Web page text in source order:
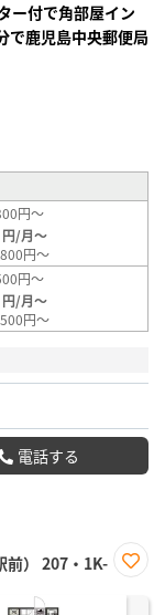
ー付で角部屋イン
で鹿児島中央郵便局
円～
円/月～
円～
円～
円/月～
円～
電話する
前） 207・1K-
に入